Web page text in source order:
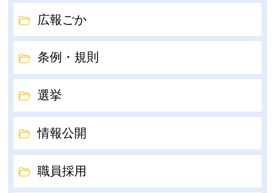
広報ごか
条例・規則
選挙
情報公開
職員採用